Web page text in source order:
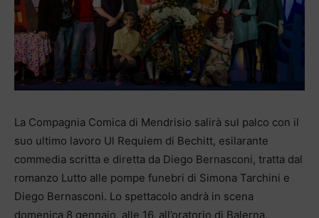
La Compagnia Comica di Mendrisio salirà sul palco con il
suo ultimo lavoro Ul Requiem di Bechitt, esilarante
commedia scritta e diretta da Diego Bernasconi, tratta dal
romanzo Lutto alle pompe funebri di Simona Tarchini e
Diego Bernasconi. Lo spettacolo andrà in scena
domenica 8 gennaio, alle 16, all’oratorio di Balerna.